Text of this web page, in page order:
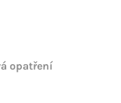
opatření